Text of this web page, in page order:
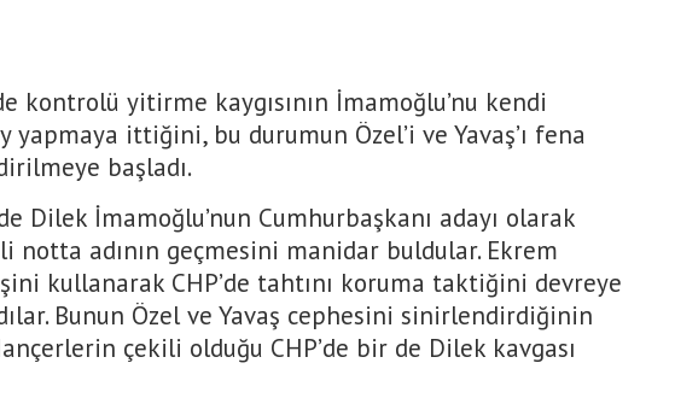
kontrolü yitirme kaygısının İmamoğlu’nu kendi
yapmaya ittiğini, bu durumun Özel’i ve Yavaş’ı fena
başladı.
Dilek İmamoğlu’nun Cumhurbaşkanı adayı olarak
notta adının geçmesini manidar buldular. Ekrem
kullanarak CHP’de tahtını koruma taktiğini devreye
Bunun Özel ve Yavaş cephesini sinirlendirdiğinin
çekili olduğu CHP’de bir de Dilek kavgası